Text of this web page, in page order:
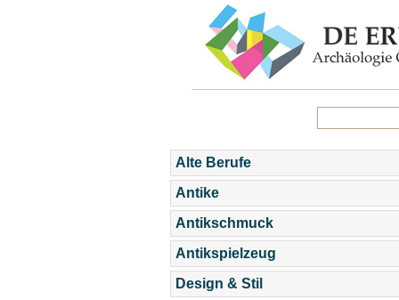
Alte Berufe
Antike
Antikschmuck
Antikspielzeug
Design & Stil